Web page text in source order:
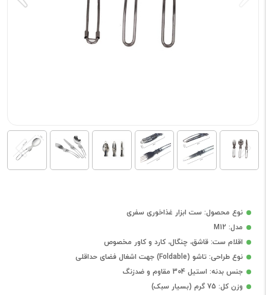
نوع محصول: ست ابزار غذاخوری سفری
مدل: M12
اقلام ست: قاشق، چنگال، کارد و کاور مخصوص
نوع طراحی: تاشو (Foldable) جهت اشغال فضای حداقلی
جنس بدنه: استیل 304 مقاوم و ضدزنگ
وزن کل: 75 گرم (بسیار سبک)